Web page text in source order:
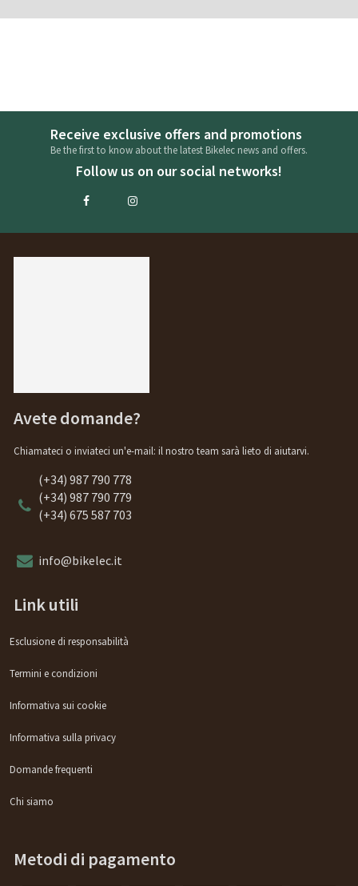
Receive exclusive offers and promotions
Be the first to know about the latest Bikelec news and offers.
Follow us on our social networks!
Avete domande?
Chiamateci o inviateci un'e-mail: il nostro team sarà lieto di aiutarvi.
(+34) 987 790 778
(+34) 987 790 779
(+34) 675 587 703
info@bikelec.it
Link utili
Esclusione di responsabilità
Termini e condizioni
Informativa sui cookie
Informativa sulla privacy
Domande frequenti
Chi siamo
Metodi di pagamento